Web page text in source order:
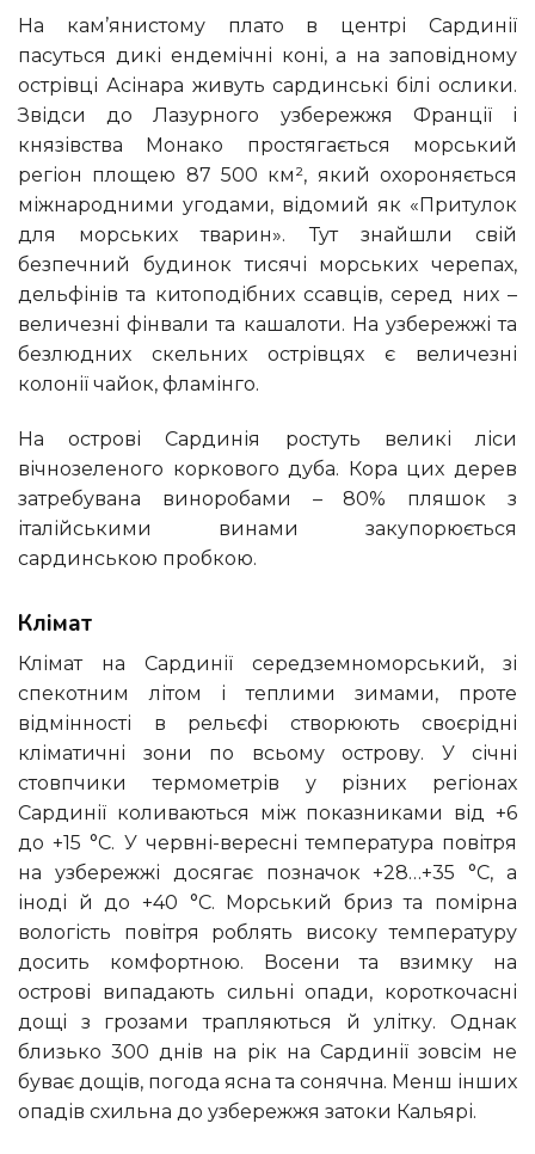
На кам’янистому плато в центрі Сардинії
пасуться дикі ендемічні коні, а на заповідному
острівці Асінара живуть сардинські білі ослики.
Звідси до Лазурного узбережжя Франції і
князівства Монако простягається морський
регіон площею 87 500 км², який охороняється
міжнародними угодами, відомий як «Притулок
для морських тварин». Тут знайшли свій
безпечний будинок тисячі морських черепах,
дельфінів та китоподібних ссавців, серед них –
величезні фінвали та кашалоти. На узбережжі та
безлюдних скельних острівцях є величезні
колонії чайок, фламінго.
На острові Сардинія ростуть великі ліси
вічнозеленого коркового дуба. Кора цих дерев
затребувана виноробами – 80% пляшок з
італійськими винами закупорюється
сардинською пробкою.
Клімат
Клімат на Сардинії середземноморський, зі
спекотним літом і теплими зимами, проте
відмінності в рельєфі створюють своєрідні
кліматичні зони по всьому острову. У січні
стовпчики термометрів у різних регіонах
Сардинії коливаються між показниками від +6
до +15 °С. У червні-вересні температура повітря
на узбережжі досягає позначок +28…+35 °С, а
іноді й до +40 °С. Морський бриз та помірна
вологість повітря роблять високу температуру
досить комфортною. Восени та взимку на
острові випадають сильні опади, короткочасні
дощі з грозами трапляються й улітку. Однак
близько 300 днів на рік на Сардинії зовсім не
буває дощів, погода ясна та сонячна. Менш інших
опадів схильна до узбережжя затоки Кальярі.